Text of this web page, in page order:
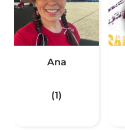
Ana
(1)